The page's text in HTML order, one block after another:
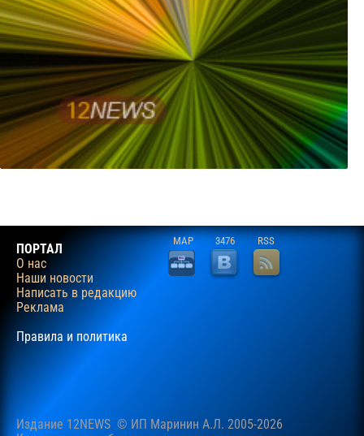
ПОРТАЛ
О нас
Наши новости
Написать в редакцию
Реклама
Правила и политика
MAP 3476 RSS
Издание 12NEWS © ИП Маринин А.Л. 2005-2026